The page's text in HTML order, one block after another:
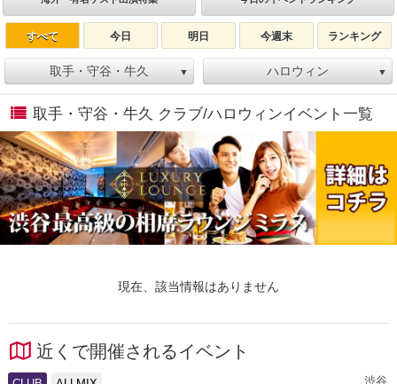
すべて 今日 明日 今週末 ランキング
取手・守谷・牛久 ▼ ハロウィン ▼
取手・守谷・牛久 クラブ/ハロウィンイベント一覧
現在、該当情報はありません
近くで開催されるイベント
渋谷